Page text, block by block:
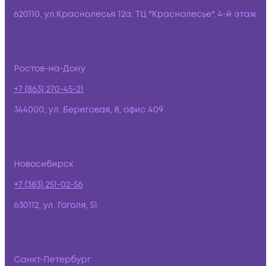
620110, ул.Краснолесья 12а, ТЦ "Краснолесье", 4-й этаж
Ростов-на-Дону
+7 (863) 270-45-21
344000, ул. Береговая, 8, офис 409
Новосибирск
+7 (383) 251-02-56
630112, ул. Гоголя, 51
Санкт-Петербург